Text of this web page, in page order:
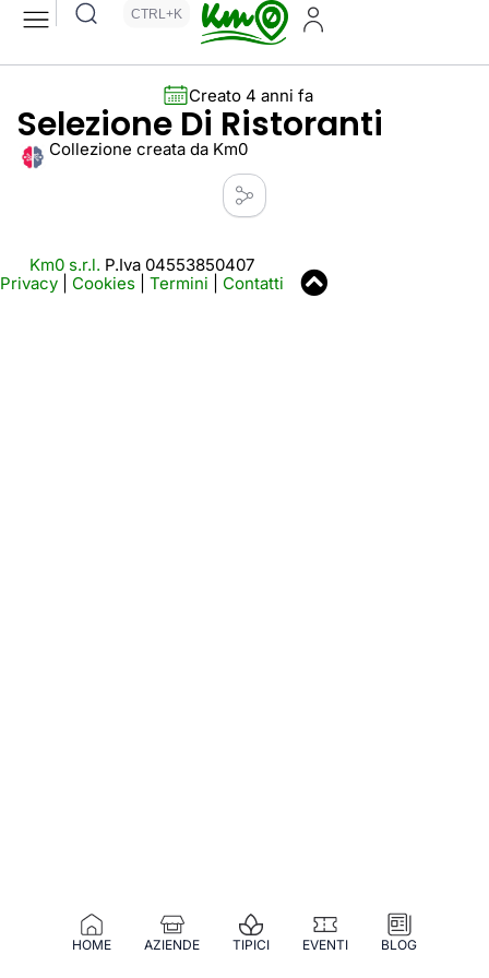
CTRL+K
HOME AZIENDE TIPICI EVENTI BLOG
Creato 4 anni fa
Selezione Di Ristoranti
Collezione creata da Km0
Km0 s.r.l. P.Iva 04553850407
Privacy
Cookies Termini Contatti